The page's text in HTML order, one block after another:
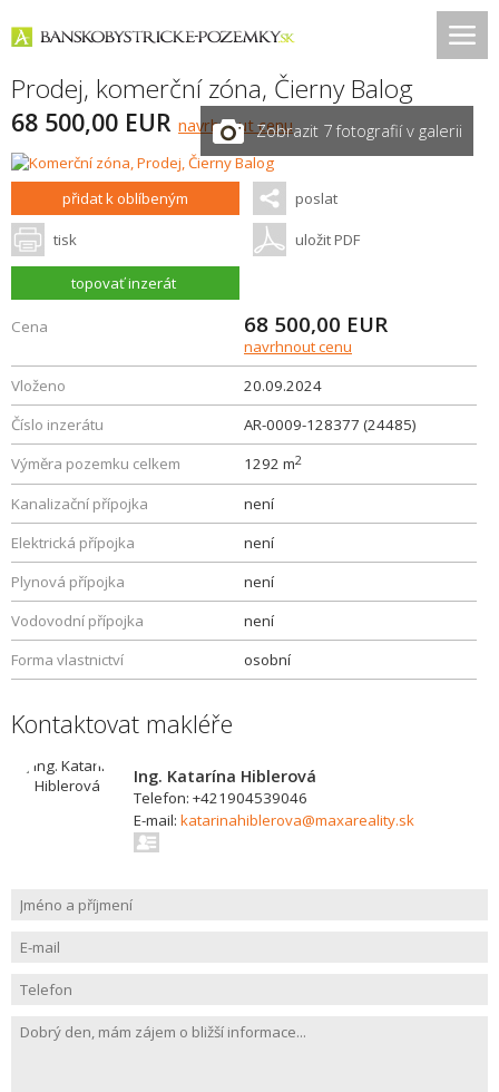
Prodej, komerční zóna, Čierny Balog
68 500,00 EUR navrhnout cenuZobrazit 7 fotografií v galerii
přidat k oblíbeným poslat
tisk uložit PDF
topovať inzerát
Cena 68 500,00 EUR
navrhnout cenu
Vloženo
20.09.2024
Číslo inzerátu
AR-0009-128377 (24485)
Výměra pozemku celkem
1292 m2
Kanalizační přípojka
není
Elektrická přípojka
není
Plynová přípojka
není
Vodovodní přípojka
není
Forma vlastnictví
osobní
Kontaktovat makléře
Ing. Katarína Hiblerová
Telefon: +421904539046
E-mail: katarinahiblerova@maxareality.sk